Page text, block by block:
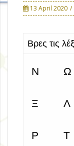
13 April 2020